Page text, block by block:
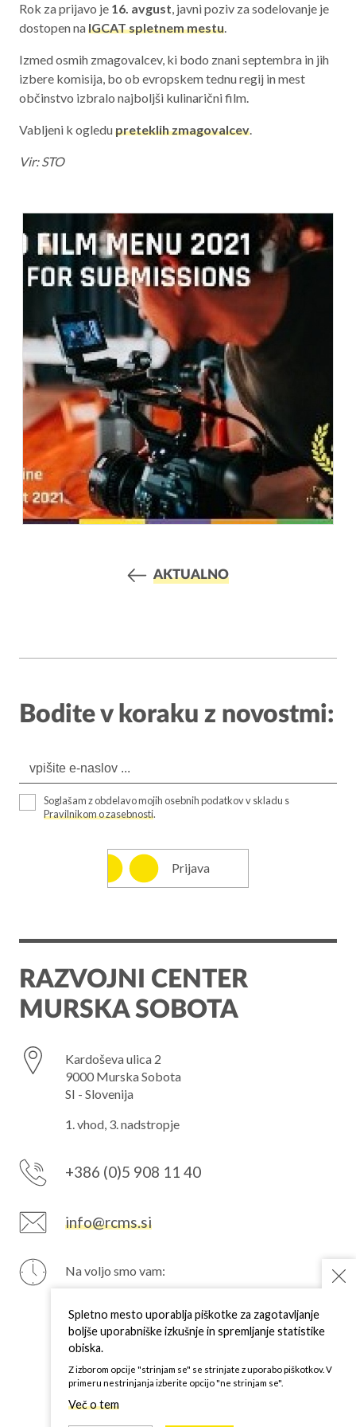
Rok za prijavo je 16. avgust, javni poziv za sodelovanje je
dostopen naIGCAT spletnem mestu.
Izmed osmih zmagovalcev, ki bodo znani septembra in jih
izbere komisija, bo ob evropskem tednu regij in mest
občinstvo izbralo najboljši kulinarični film.
Vabljeni k ogledupreteklih zmagovalcev.
Vir: STO
AKTUALNO
Bodite v koraku z novostmi:
Soglašam z obdelavo mojih osebnih podatkov v skladu s
Pravilnikom o zasebnosti.
Prijava
RAZVOJNI CENTER
MURSKA SOBOTA
Kardoševa ulica 2
9000 Murska Sobota
SI - Slovenija
1. vhod, 3. nadstropje
+386 (0)5 908 11 40
info@rcms.si
Na voljo smo vam:
TOR
7–15 h
SRE
7–15 h
ČET
PET
7–15 h
Spletno mesto uporablja piškotke za zagotavljanje
boljše uporabniške izkušnje in spremljanje statistike
obiska.
Z izborom opcije "strinjam se" se strinjate z uporabo piškotkov. V
primeru nestrinjanja izberite opcijo "ne strinjam se".
Več o tem